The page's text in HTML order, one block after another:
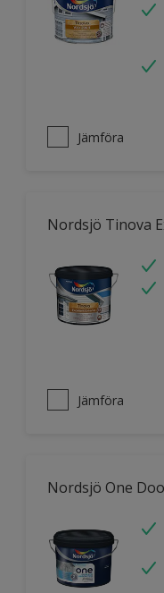
Jämföra
Nordsjö Tinova
Jämföra
Nordsjö One